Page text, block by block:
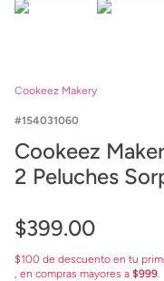
Cookeez Makery
154031060
Cookeez
2 Peluches
$399.00
$100 de descuento en tu
, en compras mayores a $999.